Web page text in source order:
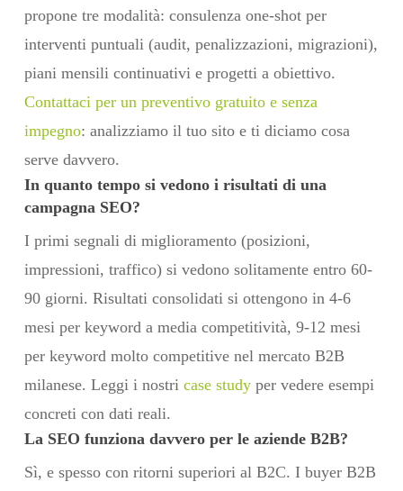
propone tre modalità: consulenza one-shot per
interventi puntuali (audit, penalizzazioni, migrazioni),
piani mensili continuativi e progetti a obiettivo.
Contattaci per un preventivo gratuito e senza
impegno: analizziamo il tuo sito e ti diciamo cosa
serve davvero.
In quanto tempo si vedono i risultati di una
campagna SEO?
I primi segnali di miglioramento (posizioni,
impressioni, traffico) si vedono solitamente entro 60-
90 giorni. Risultati consolidati si ottengono in 4-6
mesi per keyword a media competitività, 9-12 mesi
per keyword molto competitive nel mercato B2B
milanese. Leggi i nostri case studyper vedere esempi
concreti con dati reali.
La SEO funziona davvero per le aziende B2B?
Sì, e spesso con ritorni superiori al B2C. I buyer B2B